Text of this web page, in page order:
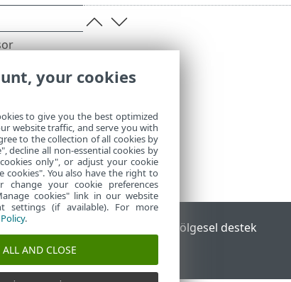
ESET Forumu Bölgesel destek
hakları saklıdır.
your cookies
to give you the best optimized
website traffic, and serve you with
to the collection of all cookies by
decline all non-essential cookies by
only", or adjust your cookie
cookies". You also have the right to
your cookie preferences
cookies" link in our website
settings (if available). For more
.
ALL AND CLOSE